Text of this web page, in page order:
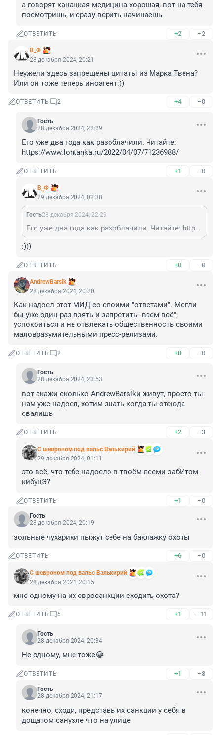
а говорят канацкая медицина хорошая, вот на тебя
посмотришь, и сразу верить начинаешь
ОТВЕТИТЬ +2 –2
В_Ф
28 декабря 2024, 20:21
Неужели здесь запрещены цитаты из Марка Твена?
Или он тоже теперь иноагент:))
ОТВЕТИТЬ 2 +4 –0
Гость
28 декабря 2024, 22:29
Его уже два года как разоблачили. Читайте:
https://www.fontanka.ru/2022/04/07/71236988/
ОТВЕТИТЬ +1 –0
В_Ф
29 декабря 2024, 02:38
Гость28 декабря 2024, 22:29
Его уже два года как разоблачили. Читайте: https://www.fontanka.ru/2022/04/07/71236988/
:)))
ОТВЕТИТЬ +0 –0
AndrewBarsik
28 декабря 2024, 20:20
Как надоел этот МИД со своими "ответами". Могли
бы уже один раз взять и запретить "всем всё",
успокоиться и не отвлекать общественность своими
маловразумительными пресс-релизами.
ОТВЕТИТЬ 2 +8 –0
Гость
28 декабря 2024, 23:53
вот скажи сколько AndrewBarsikи живут, просто ты
нам уже надоел, хотим знать когда ты отсюда
свалишь
ОТВЕТИТЬ +2 –3
С шевроном под вальс Валькирий
29 декабря 2024, 01:11
это всё, что тебе надоело в твоём всеми забИтом
кибуцЭ?
ОТВЕТИТЬ +1 –0
Гость
28 декабря 2024, 20:19
зольные чухарики пыжут себе на баклажку охоты
ОТВЕТИТЬ +6 –0
С шевроном под вальс Валькирий
28 декабря 2024, 20:15
мне одному на их евросанкции сходить охота?
ОТВЕТИТЬ 5 +1 –11
Гость
28 декабря 2024, 20:34
Не одному, мне тоже😂
ОТВЕТИТЬ +1 –8
Гость
28 декабря 2024, 21:17
конечно, сходи, представь их санкции у себя в
дощатом санузле что на улице